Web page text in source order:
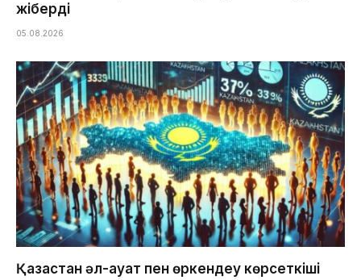
жіберді
05.08.2026
Қазақстан әл-ауқат пен өркендеу көрсеткіші